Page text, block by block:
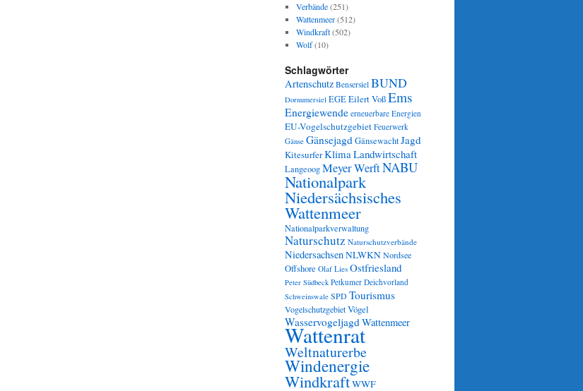
Verbände(251)
Wattenmeer(512)
Windkraft(502)
Wolf(10)
Schlagwörter
Artenschutz Bensersiel BUND
Dornumersiel EGEEilert VoßEms
Energiewende erneuerbare Energien
EU-Vogelschutzgebiet Feuerwerk
Gänse GänsejagdGänsewachtJagd
KitesurferKlimaLandwirtschaft
LangeoogMeyer WerftNABU
Nationalpark
Niedersächsisches
Wattenmeer
Nationalparkverwaltung
Naturschutz Naturschutzverbände
NiedersachsenNLWKNNordsee
Offshore Olaf Lies Ostfriesland
Peter Südbeck Petkumer Deichvorland
Schweinswale SPDTourismus
VogelschutzgebietVögel
WasservogeljagdWattenmeer
Wattenrat
Weltnaturerbe
Windenergie
WindkraftWWF